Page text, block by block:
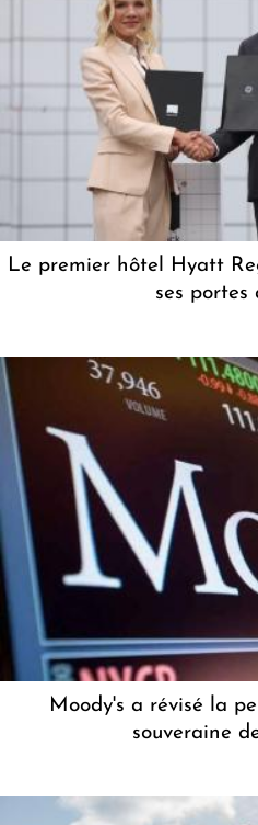
Le premier hôtel Hyatt
ses portes
Moody's a révisé la
souveraine